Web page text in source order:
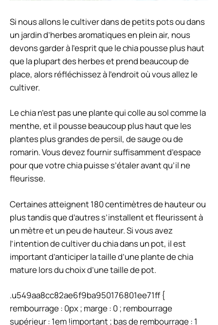
Si nous allons le cultiver dans de petits pots ou dans
un jardin d’herbes aromatiques en plein air, nous
devons garder à l’esprit que le chia pousse plus haut
que la plupart des herbes et prend beaucoup de
place, alors réfléchissez à l’endroit où vous allez le
cultiver.
Le chia n’est pas une plante qui colle au sol comme la
menthe, et il pousse beaucoup plus haut que les
plantes plus grandes de persil, de sauge ou de
romarin. Vous devez fournir suffisamment d’espace
pour que votre chia puisse s’étaler avant qu’il ne
fleurisse.
Certaines atteignent 180 centimètres de hauteur ou
plus tandis que d’autres s’installent et fleurissent à
un mètre et un peu de hauteur. Si vous avez
l’intention de cultiver du chia dans un pot, il est
important d’anticiper la taille d’une plante de chia
mature lors du choix d’une taille de pot.
.u549aa8cc82ae6f9ba950176801ee71ff {
rembourrage : 0px ; marge : 0 ; rembourrage
supérieur : 1em !important ; bas de rembourrage : 1